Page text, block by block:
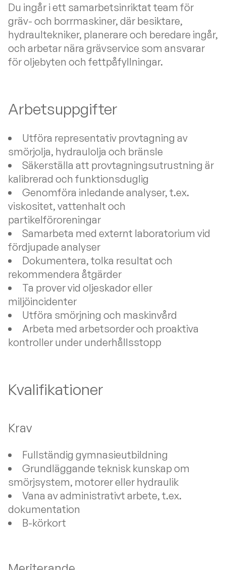
Du ingår i ett samarbetsinriktat team för
gräv- och borrmaskiner, där besiktare,
hydraultekniker, planerare och beredare ingår,
och arbetar nära grävservice som ansvarar
för oljebyten och fettpåfyllningar.
Arbetsuppgifter
Utföra representativ provtagning av
smörjolja, hydraulolja och bränsle
Säkerställa att provtagningsutrustning är
kalibrerad och funktionsduglig
Genomföra inledande analyser, t.ex.
viskositet, vattenhalt och
partikelföroreningar
Samarbeta med externt laboratorium vid
fördjupade analyser
Dokumentera, tolka resultat och
rekommendera åtgärder
Ta prover vid oljeskador eller
miljöincidenter
Utföra smörjning och maskinvård
Arbeta med arbetsorder och proaktiva
kontroller under underhållsstopp
Kvalifikationer
Krav
Fullständig gymnasieutbildning
Grundläggande teknisk kunskap om
smörjsystem, motorer eller hydraulik
Vana av administrativt arbete, t.ex.
dokumentation
B-körkort